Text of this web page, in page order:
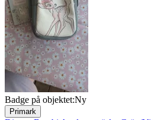
Badge på objektet:Ny
Primark